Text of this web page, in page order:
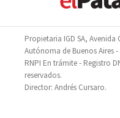
Propietaria IGD SA,
Autónoma de Buenos Aires
RNPI En trámite - Registro
reservados.
Director: Andrés Cursaro.